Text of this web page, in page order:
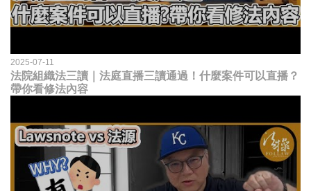
2025-07-11
法院組織法三讀｜法庭直播三讀通過！什麼案件可以直播？
帶你看修法內容